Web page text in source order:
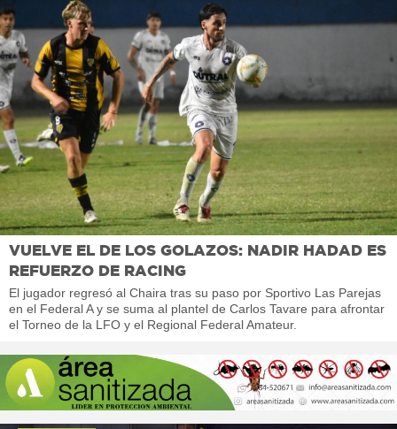
VUELVE EL DE LOS GOLAZOS: NADIR HADAD ES
REFUERZO DE RACING
El jugador regresó al Chaira tras su paso por Sportivo Las Parejas
en el Federal A y se suma al plantel de Carlos Tavare para afrontar
el Torneo de la LFO y el Regional Federal Amateur.